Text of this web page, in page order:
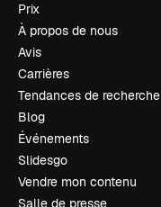
Prix
À propos de nous
Avis
Carrières
Tendances de recherche
Blog
Événements
Slidesgo
Vendre mon contenu
Salle de presse